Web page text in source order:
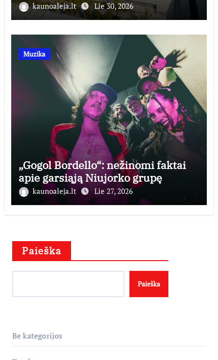
kaunoaleja.lt Lie 30, 2026
Muzika
„Gogol Bordello“: nežinomi faktai
apie garsiąją Niujorko grupę
kaunoaleja.lt Lie 27, 2026
Paieška
Paieška
Be kategorijos